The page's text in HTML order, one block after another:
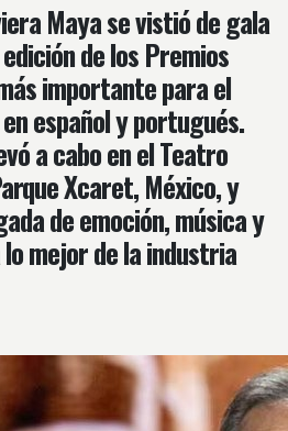
Maya se vistió de gala
de los Premios
importante para el
español y portugués.
a cabo en elTeatro
Xcaret, México, y
de emoción, música y
mejor de la industria